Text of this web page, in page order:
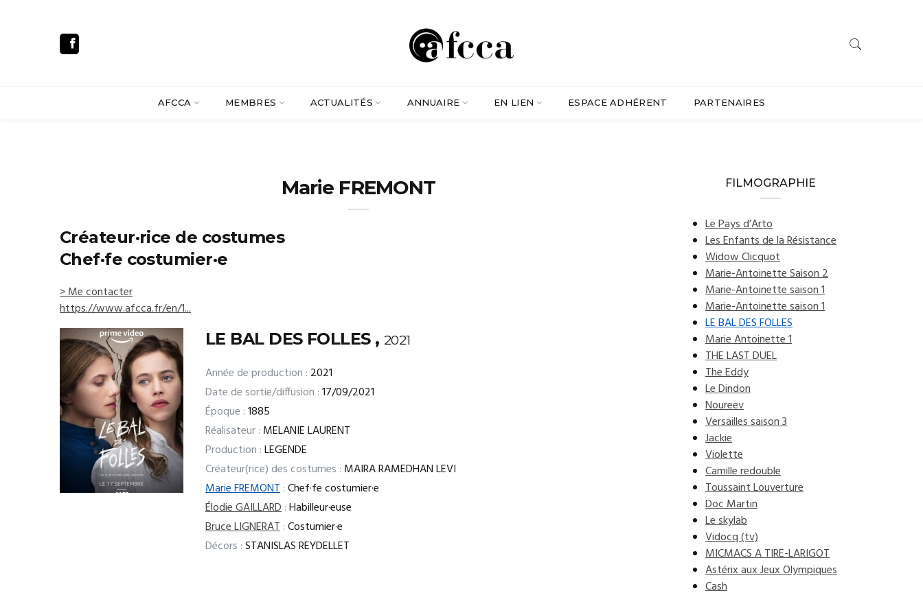
AFCCA MEMBRES ACTUALITÉS ANNUAIRE EN LIEN ESPACE ADHÉRENT PARTENAIRES
Marie FREMONT
Créateur·rice de costumes
Chef·fe costumier·e
> Me contacter
https://www.afcca.fr/en/1...
LE BAL DES FOLLES , 2021
Année de production : 2021
Date de sortie/diffusion :17/09/2021
Époque :1885
Réalisateur : MELANIE LAURENT
Production :LEGENDE
Créateur(rice) des costumes : MAIRA RAMEDHAN LEVI
Marie FREMONT:Chef·fe costumier·e
Élodie GAILLARD:Habilleur·euse
Bruce LIGNERAT:Costumier·e
Décors :STANISLAS REYDELLET
FILMOGRAPHIE
Le Pays d’Arto
Les Enfants de la Résistance
Widow Clicquot
Marie-Antoinette Saison 2
Marie-Antoinette saison 1
Marie-Antoinette saison 1
LE BAL DES FOLLES
Marie Antoinette 1
THE LAST DUEL
The Eddy
Le Dindon
Noureev
Versailles saison 3
Jackie
Violette
Camille redouble
Toussaint Louverture
Doc Martin
Le skylab
Vidocq (tv)
MICMACS A TIRE-LARIGOT
Astérix aux Jeux Olympiques
Cash